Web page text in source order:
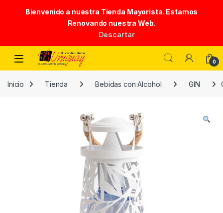
Bienvenido a nuestra Tienda Mayorista. Estamos
Renovando nuestra Web.
Descartar
Skip to navigation
Skip to content
0
Inicio Tienda Bebidas con Alcohol GIN